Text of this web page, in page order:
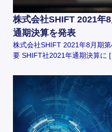
株式会社SHIFT 2021年
通期決算を発表
株式会社SHIFT 2021年8月期
要 SHIFT社2021年通期決算に